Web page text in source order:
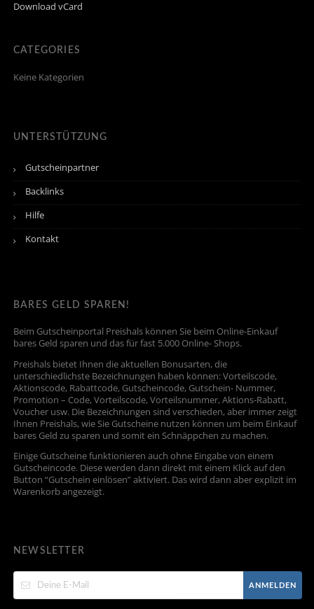
Download vCard
CATEGORIES
Keine Kategorien
UNTERSTÜTZUNG
Gutscheinpartner
Backlinks
Hilfe
Kontakt
BARES GELD SPAREN!
Beim Gutscheinportal Preishals können Sie beim Online-Einkauf
bares Geld sparen und das für fast 5.000 Online- Shops.
Preishals bietet Ihnen die aktuellen Bonusarten, die
unterschiedlichste Bezeichnungen haben können: Vorteilscode,
Aktionscode, Rabattcode, Gutscheincode, Gutschein- Nummer,
Promotion – Code, Vorteilscode, Vorteilsnummer, Aktions-Rabatt,
Voucher usw. Die Bezeichnungen sind verschieden, aber immer zeigt
Ihnen Preishals, wie Sie Gutscheine nutzen können um beim Einkauf
bares Geld zu sparen und somit ein Schnäppchen zu machen.
Einige Gutscheine funktionieren auch ohne Eingabe von einem
Gutscheincode. Diese werden dann direkt mit einem Klick auf den
Button “Gutschein einlösen” aktiviert. Das wird dann aber explizit im
Warenkorb angezeigt.
NEWSLETTER
ANMELDEN